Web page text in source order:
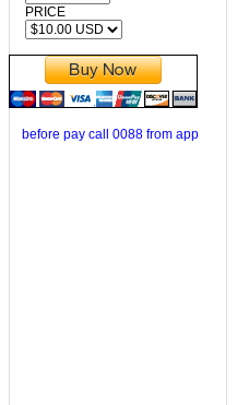
PRICE
before pay call 0088 from app